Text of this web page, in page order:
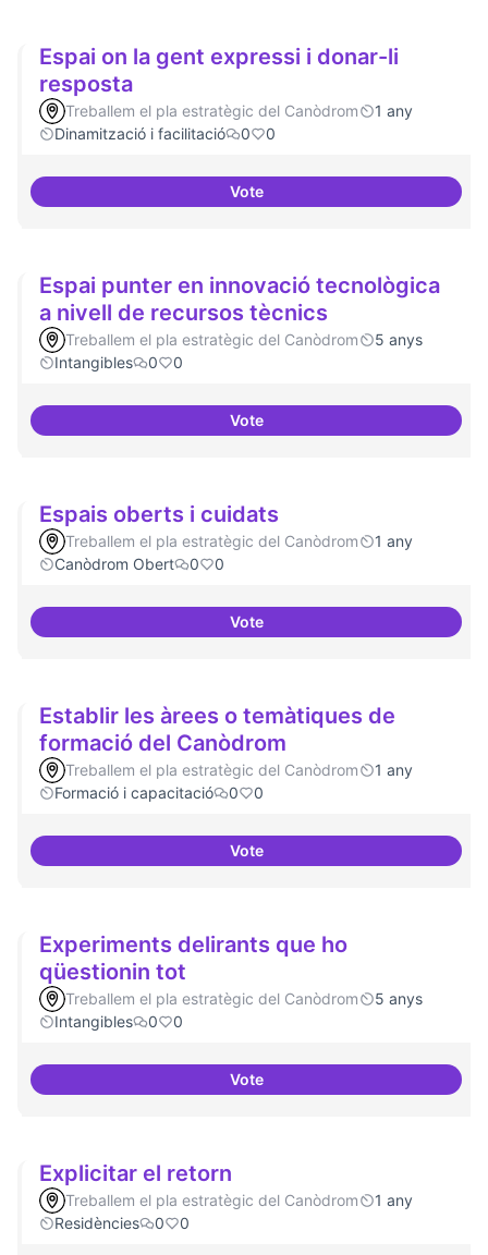
Espai on la gent expressi i donar-li
resposta
Treballem el pla estratègic del Canòdrom
1 any
Dinamització i facilitació
0 0
VoteEspai on la gent expressi i
Espai punter en innovació tecnològica
a nivell de recursos tècnics
Treballem el pla estratègic del Canòdrom
5 anys
Intangibles
0 0
VoteEspai punter en innovació
Espais oberts i cuidats
Treballem el pla estratègic del Canòdrom
1 any
Canòdrom Obert
0 0
VoteEspais oberts i cuidats
Establir les àrees o temàtiques de
formació del Canòdrom
Treballem el pla estratègic del Canòdrom
1 any
Formació i capacitació
0 0
VoteEstablir les àrees o temàtiques
Experiments delirants que ho
qüestionin tot
Treballem el pla estratègic del Canòdrom
5 anys
Intangibles
0 0
VoteExperiments delirants que ho
Explicitar el retorn
Treballem el pla estratègic del Canòdrom
1 any
Residències
0 0